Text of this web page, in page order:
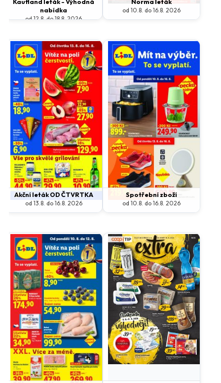
nabídka
od 12.8. do 18.8. 2026
od 10.8. do 16.8. 2026
Akční leták OD ČTVRTKA
od 13.8. do 16.8. 2026
Spotřební zboží
od 10.8. do 16.8. 2026